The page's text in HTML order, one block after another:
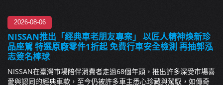
2026-08-06
NISSAN推出「經典車老朋友專案」 以匠人精神煥新珍
品座駕 特選原廠零件1折起 免費行車安全檢測 再抽郭泓
志簽名棒球
NISSAN在臺灣市場陪伴消費者走過68個年頭，推出許多深受市場喜
愛與認同的經典車款，至今仍被許多車主悉心珍藏與駕馭，如傳奇